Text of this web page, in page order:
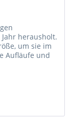
herausholt.
um sie im
Aufläufe und